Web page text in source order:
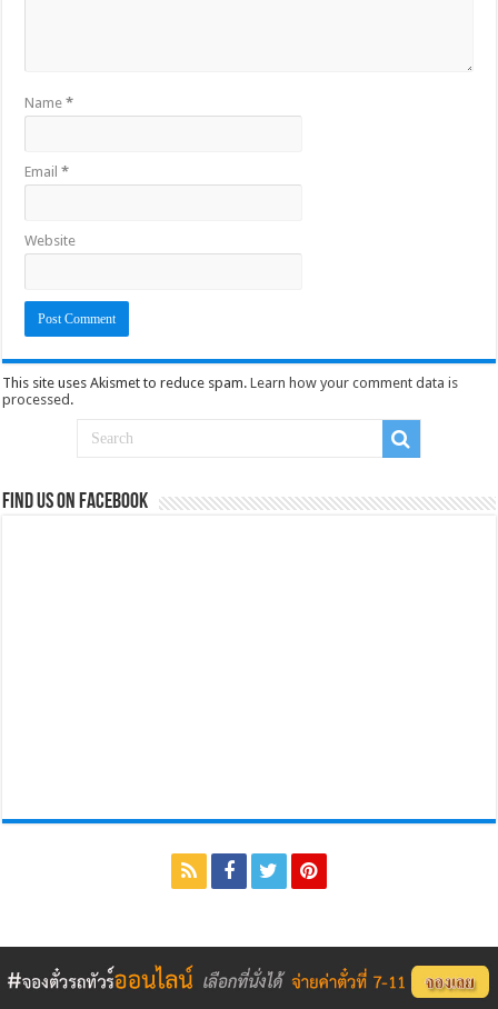
Name*
Email*
Website
This site uses Akismet to reduce spam.Learn how your comment data is
processed .
Find us on Facebook